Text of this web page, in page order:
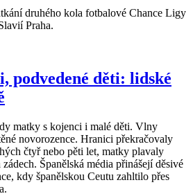
druhého kola fotbalové Chance Ligy
Praha.
podvedené děti: lidské
matky s kojenci i malé děti. Vlny
novorozence. Hranici překračovaly
čtyř nebo pěti let, matky plavaly
Španělská média přinášejí děsivé
kdy španělskou Ceutu zahltilo přes